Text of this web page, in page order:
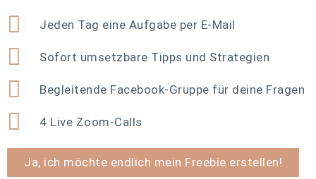
Jeden Tag eine Aufgabe per E-Mail
Sofort umsetzbare Tipps und Strategien
Begleitende Facebook-Gruppe für deine Fragen
4 Live Zoom-Calls
Ja, ich möchte endlich mein Freebie erstellen!